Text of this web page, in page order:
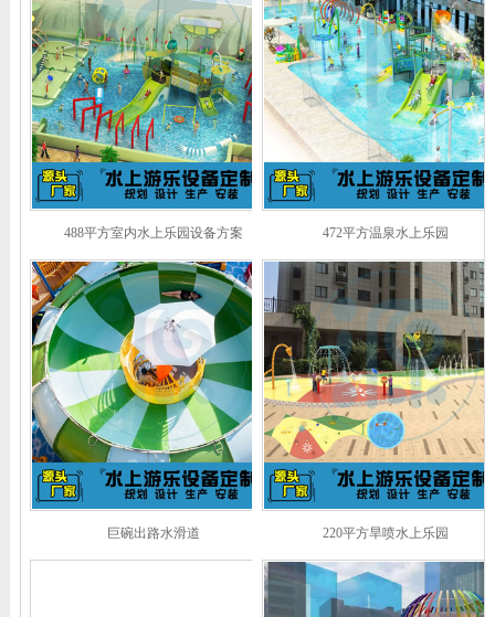
488平方室内水上乐园设备方案 472平方温泉水上乐园
巨碗出路水滑道 220平方旱喷水上乐园